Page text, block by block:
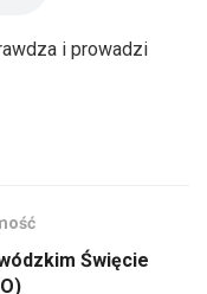
i prowadzi
Święcie